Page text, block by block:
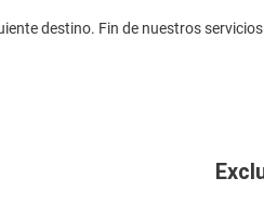
destino. Fin de nuestros